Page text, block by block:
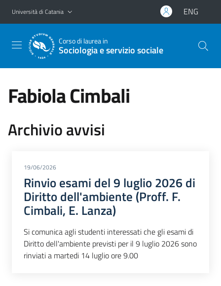
Vai al contenuto principale
Vai al menu di navigazione
Università di Catania ENG
Corso di laurea in
Sociologia e servizio sociale
Fabiola Cimbali
Archivio avvisi
19/06/2026
Rinvio esami del 9 luglio 2026 di
Diritto dell'ambiente (Proff. F.
Cimbali, E. Lanza)
Si comunica agli studenti interessati che gli esami di
Diritto dell'ambiente previsti per il 9 luglio 2026 sono
rinviati a martedi 14 luglio ore 9.00